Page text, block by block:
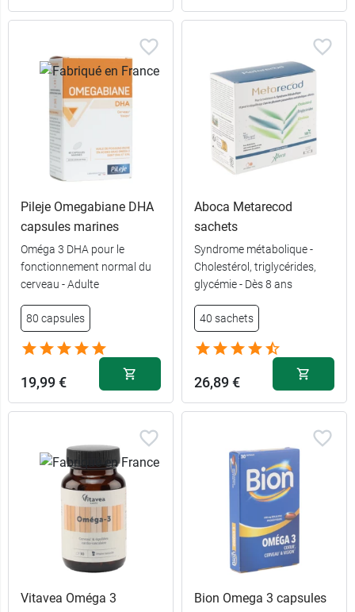
60
comprimés
2 x 60
16,89 €
Pileje Omegabiane DHA
capsules marines
Oméga 3 DHA pour le
fonctionnement normal du
cerveau - Adulte
80 capsules
19,99 €
Aboca Metarecod
sachets
Syndrome métabolique -
Cholestérol, triglycérides,
glycémie - Dès 8 ans
40 sachets
26,89 €
Vitavea Oméga 3
Bion Omega 3 capsules